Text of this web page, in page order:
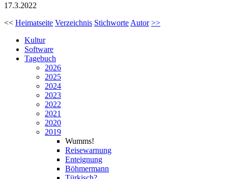
17.3.2022
<< Heimatseite Verzeichnis Stichworte Autor >>
Kultur
Software
Tagebuch
2026
2025
2024
2023
2022
2021
2020
2019
Wumms!
Reisewarnung
Enteignung
Böhmermann